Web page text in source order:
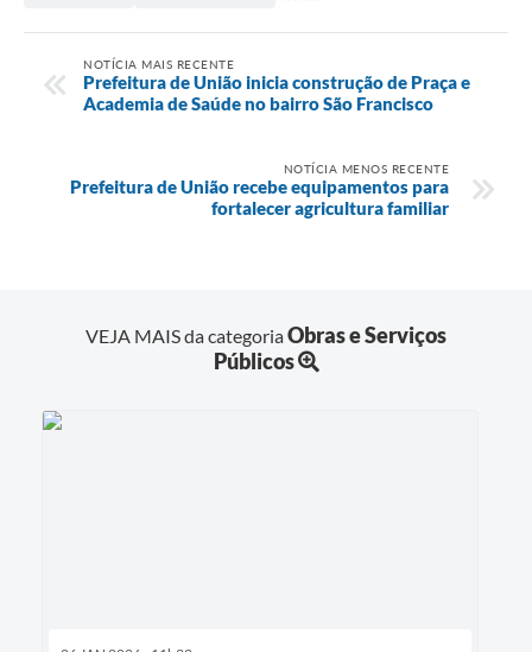
NOTÍCIA MAIS RECENTE
Prefeitura de União inicia construção de Praça e
Academia de Saúde no bairro São Francisco
NOTÍCIA MENOS RECENTE
Prefeitura de União recebe equipamentos para
fortalecer agricultura familiar
VEJA MAIS da categoriaObras e Serviços
Públicos